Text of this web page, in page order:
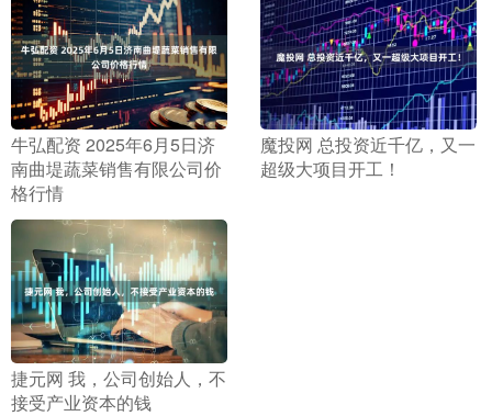
​牛弘配资 2025年6月5日济
南曲堤蔬菜销售有限公司价
格行情
​魔投网 总投资近千亿，又一
超级大项目开工！
​捷元网 我，公司创始人，不
接受产业资本的钱